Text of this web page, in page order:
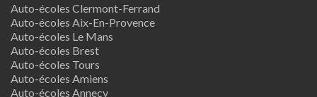
Auto-écoles Clermont-Ferrand
Auto-écoles Aix-En-Provence
Auto-écoles Le Mans
Auto-écoles Brest
Auto-écoles Tours
Auto-écoles Amiens
Auto-écoles Annecy